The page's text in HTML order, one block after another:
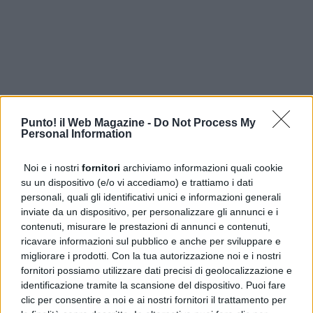
Punto! il Web Magazine - Do Not Process My
Personal Information
Noi e i nostri fornitori archiviamo informazioni quali cookie
su un dispositivo (e/o vi accediamo) e trattiamo i dati
personali, quali gli identificativi unici e informazioni generali
inviate da un dispositivo, per personalizzare gli annunci e i
contenuti, misurare le prestazioni di annunci e contenuti,
ricavare informazioni sul pubblico e anche per sviluppare e
migliorare i prodotti. Con la tua autorizzazione noi e i nostri
fornitori possiamo utilizzare dati precisi di geolocalizzazione e
identificazione tramite la scansione del dispositivo. Puoi fare
clic per consentire a noi e ai nostri fornitori il trattamento per
ULTIME DALLA PRIMA
Incidente su Via Ripuaria a Qualiano: auto contro il
guardrail, nessun ferito
Miss Italia, due napoletane trionfano a San Gregorio
Matese